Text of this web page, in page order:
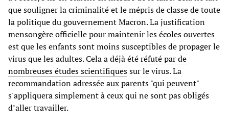
que souligner la criminalité et le mépris de classe de toute
la politique du gouvernement Macron. La justification
mensongère officielle pour maintenir les écoles ouvertes
est que les enfants sont moins susceptibles de propager le
virus que les adultes. Cela a déjà étéréfuté par de
nombreuses études scientifiquessur le virus. La
recommandation adressée aux parents "qui peuvent"
s'appliquera simplement à ceux qui ne sont pas obligés
d’aller travailler.